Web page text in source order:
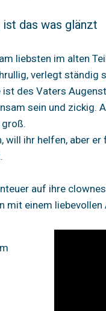
das was glänzt
liebsten im alten
verlegt ständig
des Vaters
sein und zickig.
will ihr helfen, aber
auf ihre
mit einem